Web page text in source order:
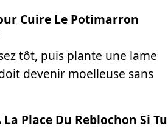
Cuire Le Potimarron
tôt, puis plante une lame
devenir moelleuse sans
Place Du Reblochon Si Tu